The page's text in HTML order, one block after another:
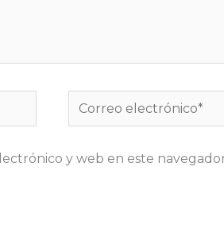
Correo
electrónico*
y web en este